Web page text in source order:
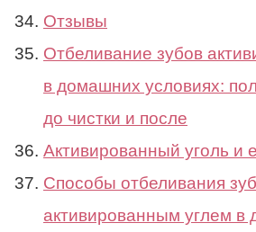
Отзывы
Отбеливание зубов
в домашних условиях:
до чистки и после
Активированный уголь и
Способы отбеливания
активированным углем в